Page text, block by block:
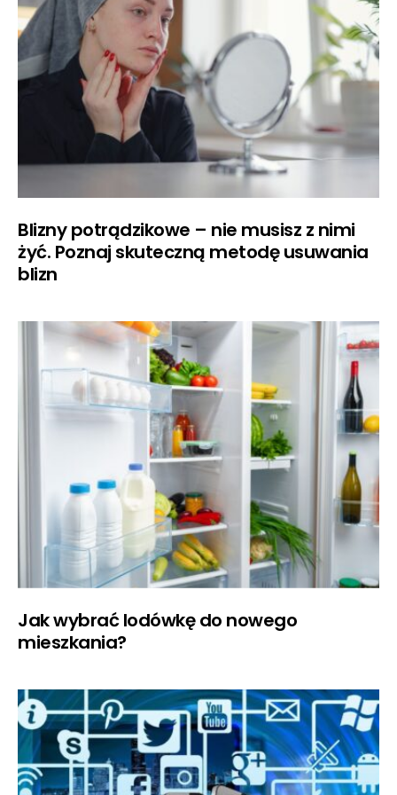
Blizny potrądzikowe – nie musisz z nimi
żyć. Poznaj skuteczną metodę usuwania
blizn
Jak wybrać lodówkę do nowego
mieszkania?